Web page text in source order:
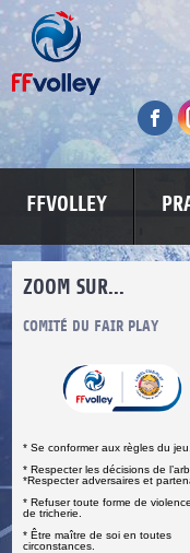
FFVOLLEY
ZOOM SUR...
COMITÉ DU FAIR PLAY
* Se conformer aux règles du jeu.
* Respecter les décisions de
*Respecter adversaires et
* Refuser toute forme de
de tricherie.
* Être maître de soi en toutes
circonstances.